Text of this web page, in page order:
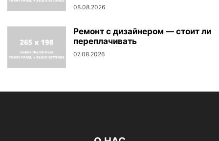
08.08.2026
Ремонт с дизайнером — стоит ли
переплачивать
07.08.2026